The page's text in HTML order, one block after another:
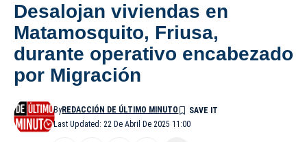
Desalojan viviendas en
Matamosquito, Friusa,
durante operativo encabezado
por Migración
Last Updated: 22 De Abril De 2025 11:00
ByREDACCIÓN DE ÚLTIMO MINUTO